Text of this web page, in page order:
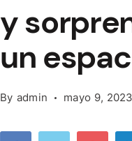
y
un
By admin mayo 9, 2023